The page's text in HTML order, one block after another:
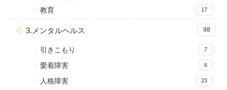
教育 17
3.メンタルヘルス 98
引きこもり 7
愛着障害 6
人格障害 23